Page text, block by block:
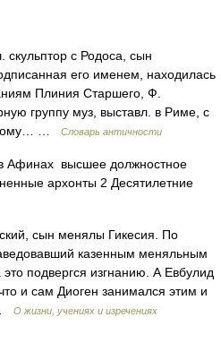
с Родоса, сын
его именем, находилась
Плиния Старшего, Ф.
группу муз, выставл. в Риме, с
…
Словарь античности
Афинах высшее должностное
архонты 2 Десятилетние
сын менялы Гикесия. По
казенным меняльным
подвергся изгнанию. А Евбулид
и сам Диоген занимался этим и
О жизни, учениях и изречениях